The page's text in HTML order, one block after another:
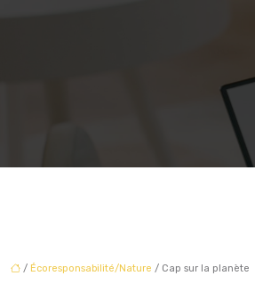
/ Écoresponsabilité/Nature / Cap sur la planète